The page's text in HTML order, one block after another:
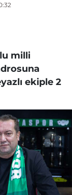
milli
ekiple 2